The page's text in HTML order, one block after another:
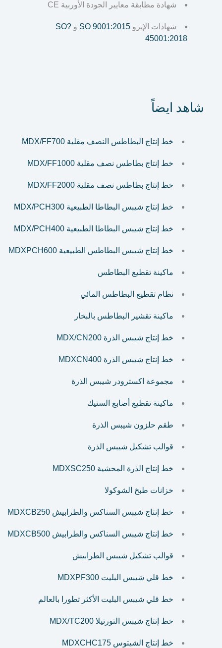
شهادة مطابقة معايير الجودة الأوربية CE
شهادات الإيزو SO 9001:2015 و
?SO
45001:2018
شاهد ايضاً
خط إنتاج البطاطس النصف مقلية MDX/FF700
خط إنتاج بطاطس نصف مقلية MDX/FF1000
خط إنتاج بطاطس نصف مقلية MDX/FF2000
خط إنتاج شيبس البطاطا الطبيعية MDX/PCH300
خط إنتاج شيبس البطاطا الطبيعية MDX/PCH400
خط إنتاج شيبس البطاطس الطبيعية MDXPCH600
ماكينة تقطيع البطاطس
نظام تقطيع البطاطس المائي
ماكينة تقشير البطاطس بالبخار
خط إنتاج شيبس الذرة MDX/CN200
خط إنتاج شيبس الذرة MDXCN400
مجموعة اكسترودر شيبس الذرة
ماكينة تقطيع أصابع الستيك
طقم حلزون شيبس الذرة
قوالب تشكيل شيبس الذرة
خط إنتاج الذرة المحشية MDXSC250
خزانات طبخ الشوكولا
خط إنتاج شيبس السناكس والطرابيش MDXCB250
خط إنتاج شيبس السناكس والطرابيش MDXCB500
قوالب تشكيل شيبس الطرابيش
خط قلي شيبس البليت MDXPF300
خط قلي شيبس البليت الأكثر تطورا بالعالم
خط إنتاج شيبس التورتيلا MDX/TC200
خط إنتاج الشيتوس MDXCHC175